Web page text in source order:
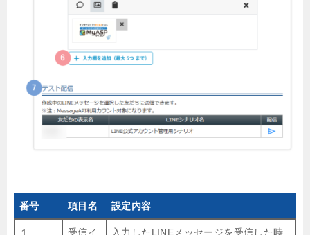
番号 項目名 設定内容
１
受信イ
入力したLINEメッセージを受信した時